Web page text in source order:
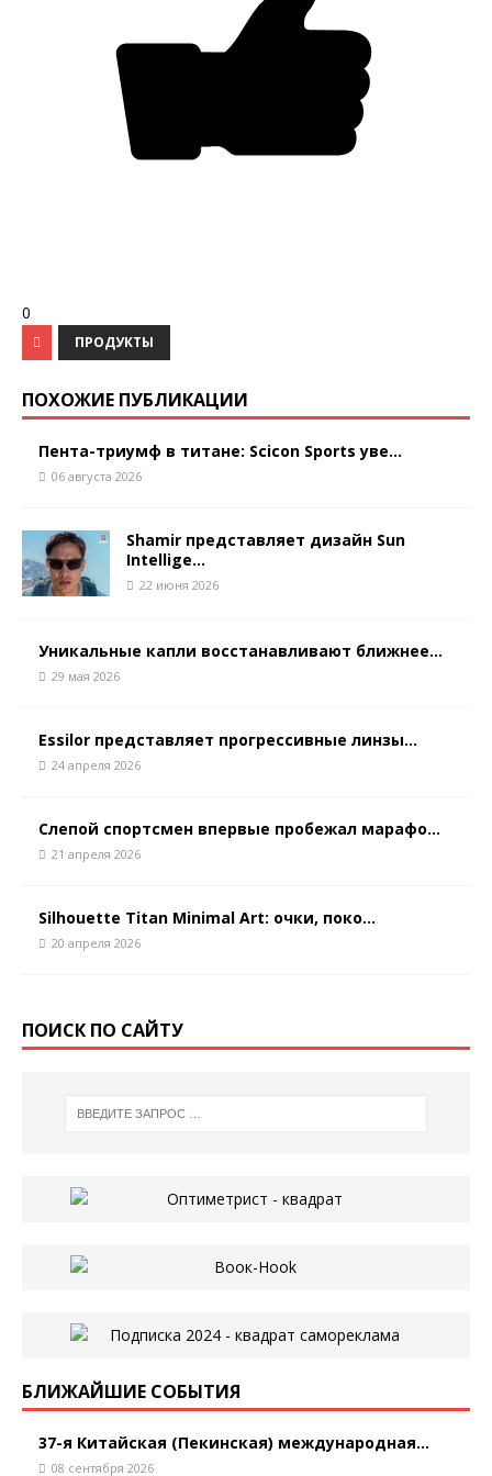
0
ПРОДУКТЫ
ПОХОЖИЕ ПУБЛИКАЦИИ
Пента-триумф в титане: Scicon Sports уве...
06 августа 2026
Shamir представляет дизайн Sun
Intellige...
22 июня 2026
Уникальные капли восстанавливают ближнее...
29 мая 2026
Essilor представляет прогрессивные линзы...
24 апреля 2026
Слепой спортсмен впервые пробежал марафо...
21 апреля 2026
Silhouette Titan Minimal Art: очки, поко...
20 апреля 2026
ПОИСК ПО САЙТУ
БЛИЖАЙШИЕ СОБЫТИЯ
37-я Китайская (Пекинская) международная...
08 сентября 2026